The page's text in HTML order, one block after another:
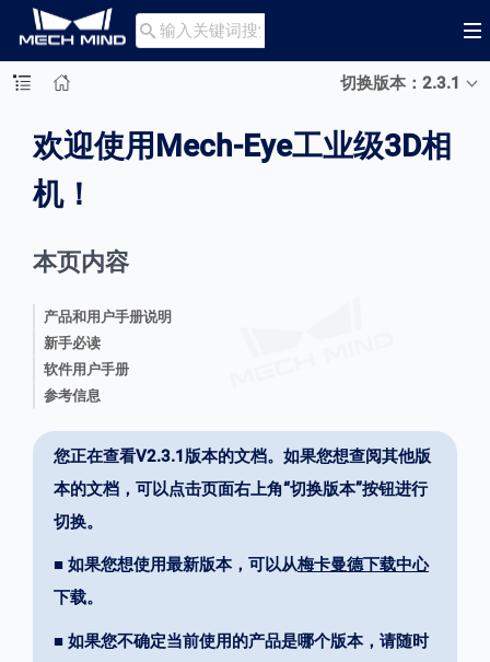

切换版本：2.3.1
欢迎使用Mech-Eye工业级3D相
机！
本页内容
产品和用户手册说明
新手必读
软件用户手册
参考信息
您正在查看V2.3.1版本的文档。如果您想查阅其他版
本的文档，可以点击页面右上角“切换版本”按钮进行
切换。
■ 如果您想使用最新版本，可以从梅卡曼德下载中心
下载。
■ 如果您不确定当前使用的产品是哪个版本，请随时